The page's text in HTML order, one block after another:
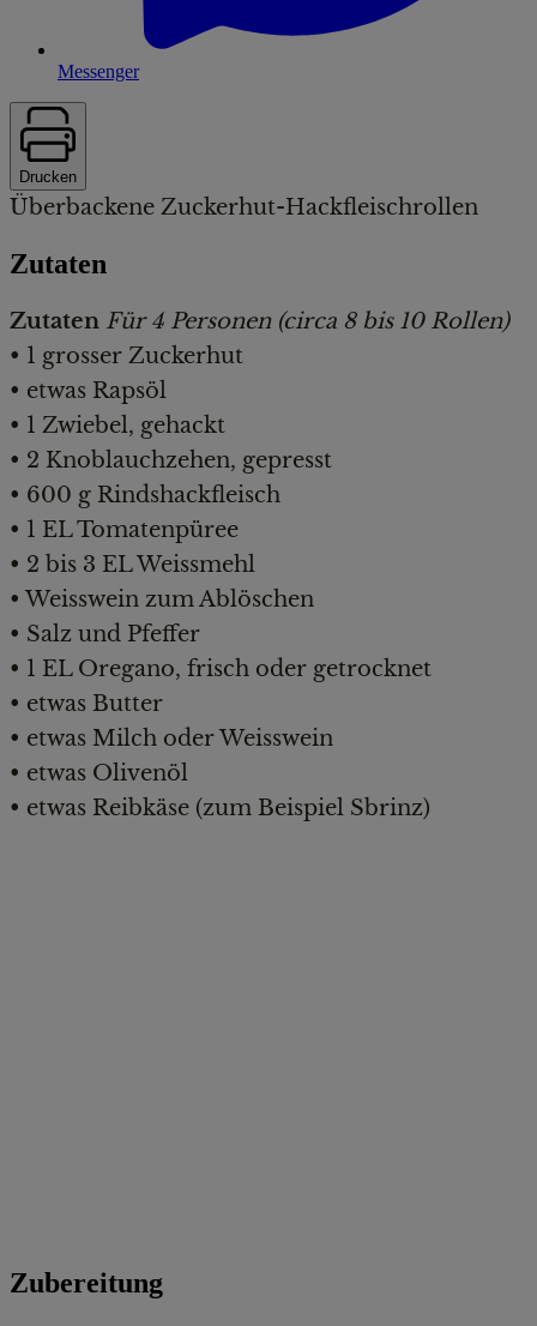
Messenger
Drucken
Überbackene Zuckerhut-Hackfleischrollen
Zutaten
Zutaten Für 4 Personen (circa 8 bis 10 Rollen)
• 1 grosser Zuckerhut
• etwas Rapsöl
• 1 Zwiebel, gehackt
• 2 Knoblauchzehen, gepresst
• 600 g Rindshackfleisch
• 1 EL Tomatenpüree
• 2 bis 3 EL Weissmehl
• Weisswein zum Ablöschen
• Salz und Pfeffer
• 1 EL Oregano, frisch oder getrocknet
• etwas Butter
• etwas Milch oder Weisswein
• etwas Olivenöl
• etwas Reibkäse (zum Beispiel Sbrinz)
Zubereitung